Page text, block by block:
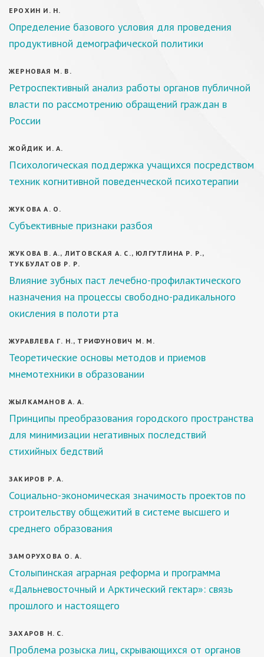
ЕРОХИН И. Н.
Определение базового условия для проведения
продуктивной демографической политики
ЖЕРНОВАЯ М. В.
Ретроспективный анализ работы органов публичной
власти по рассмотрению обращений граждан в
России
ЖОЙДИК И. А.
Психологическая поддержка учащихся посредством
техник когнитивной поведенческой психотерапии
ЖУКОВА А. О.
Субъективные признаки разбоя
ЖУКОВА В. А., ЛИТОВСКАЯ А. С., ЮЛГУТЛИНА Р. Р.,
ТУКБУЛАТОВ Р. Р.
Влияние зубных паст лечебно-профилактического
назначения на процессы свободно-радикального
окисления в полоти рта
ЖУРАВЛЕВА Г. Н., ТРИФУНОВИЧ М. М.
Теоретические основы методов и приемов
мнемотехники в образовании
ЖЫЛКАМАНОВ А. А.
Принципы преобразования городского пространства
для минимизации негативных последствий
стихийных бедствий
ЗАКИРОВ Р. А.
Социально-экономическая значимость проектов по
строительству общежитий в системе высшего и
среднего образования
ЗАМОРУХОВА О. А.
Столыпинская аграрная реформа и программа
«Дальневосточный и Арктический гектар»: связь
прошлого и настоящего
ЗАХАРОВ Н. С.
Проблема розыска лиц, скрывающихся от органов